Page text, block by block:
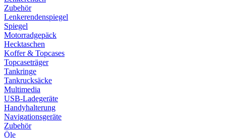
Zubehör
Lenkerendenspiegel
Spiegel
Motorradgepäck
Hecktaschen
Koffer & Topcases
Topcaseträger
Tankringe
Tankrucksäcke
Multimedia
USB-Ladegeräte
Handyhalterung
Navigationsgeräte
Zubehör
Öle